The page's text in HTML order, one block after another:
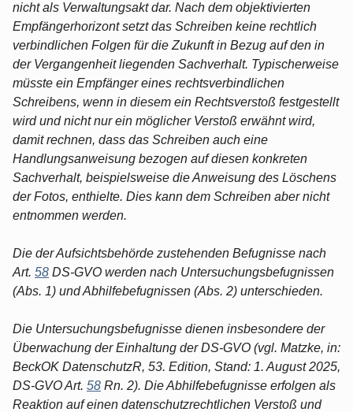
nicht als Verwaltungsakt dar. Nach dem objektivierten
Empfängerhorizont setzt das Schreiben keine rechtlich
verbindlichen Folgen für die Zukunft in Bezug auf den in
der Vergangenheit liegenden Sachverhalt. Typischerweise
müsste ein Empfänger eines rechtsverbindlichen
Schreibens, wenn in diesem ein Rechtsverstoß festgestellt
wird und nicht nur ein möglicher Verstoß erwähnt wird,
damit rechnen, dass das Schreiben auch eine
Handlungsanweisung bezogen auf diesen konkreten
Sachverhalt, beispielsweise die Anweisung des Löschens
der Fotos, enthielte. Dies kann dem Schreiben aber nicht
entnommen werden.
Die der Aufsichtsbehörde zustehenden Befugnisse nach
Art. 58 DS-GVO werden nach Untersuchungsbefugnissen
(Abs. 1) und Abhilfebefugnissen (Abs. 2) unterschieden.
Die Untersuchungsbefugnisse dienen insbesondere der
Überwachung der Einhaltung der DS-GVO (vgl. Matzke, in:
BeckOK DatenschutzR, 53. Edition, Stand: 1. August 2025,
DS-GVO Art. 58 Rn. 2). Die Abhilfebefugnisse erfolgen als
Reaktion auf einen datenschutzrechtlichen Verstoß und